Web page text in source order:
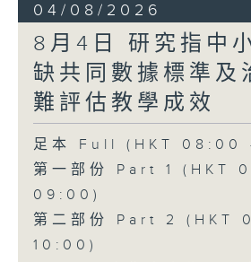
04/08/2026
8月4日 研究指中
缺共同數據標準及
難評估教學成效
足本 Full (HKT 08:00
第一部份 Part 1 (HKT
09:00)
第二部份 Part 2 (HKT
10:00)